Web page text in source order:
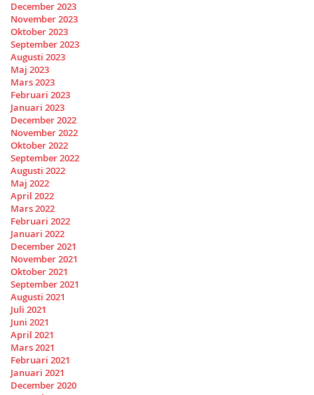
December 2023
November 2023
Oktober 2023
September 2023
Augusti 2023
Maj 2023
Mars 2023
Februari 2023
Januari 2023
December 2022
November 2022
Oktober 2022
September 2022
Augusti 2022
Maj 2022
April 2022
Mars 2022
Februari 2022
Januari 2022
December 2021
November 2021
Oktober 2021
September 2021
Augusti 2021
Juli 2021
Juni 2021
April 2021
Mars 2021
Februari 2021
Januari 2021
December 2020